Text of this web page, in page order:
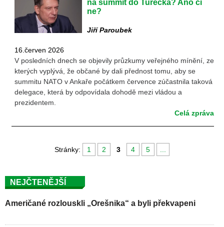
na summit do Turecka? Ano či
ne?
Jiří Paroubek
16.červen 2026
V posledních dnech se objevily průzkumy veřejného mínění, ze
kterých vyplývá, že občané by dali přednost tomu, aby se
summitu NATO v Ankaře počátkem července zúčastnila taková
delegace, která by odpovídala dohodě mezi vládou a
prezidentem.
Celá zpráva
Stránky: 1 2 3 4 5
NEJČTENĚJŠÍ
Američané rozlouskli „Orešnika“ a byli překvapeni